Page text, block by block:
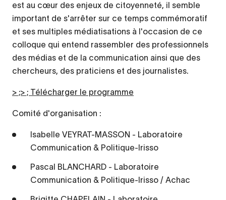
est au cœur des enjeux de citoyenneté, il semble
important de s'arrêter sur ce temps commémoratif
et ses multiples médiatisations à l'occasion de ce
colloque qui entend rassembler des professionnels
des médias et de la communication ainsi que des
chercheurs, des praticiens et des journalistes.
> ;> ; Télécharger le programme
Comité d'organisation :
Isabelle VEYRAT-MASSON - Laboratoire
Communication & Politique-Irisso
Pascal BLANCHARD - Laboratoire
Communication & Politique-Irisso / Achac